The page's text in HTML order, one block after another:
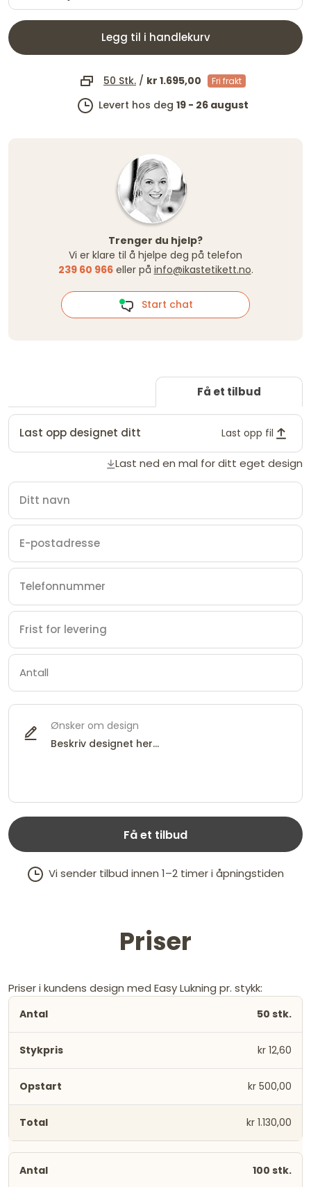
Legg til i handlekurv
50 Stk. / kr 1.695,00 Fri frakt
Levert hos deg 19 - 26 august
Trenger du hjelp?
Vi er klare til å hjelpe deg på telefon
239 60 966 eller på info@ikastetikett.no.
Start chat
Få et tilbud
Last opp designet ditt Last opp fil
Last ned en mal for ditt eget design
Ønsker om design
Få et tilbud
Vi sender tilbud innen 1–2 timer i åpningstiden
Priser
Priser i kundens design med Easy Lukning pr. stykk:
50 stk.
kr 12,60
kr 500,00
kr 1.130,00
100 stk.